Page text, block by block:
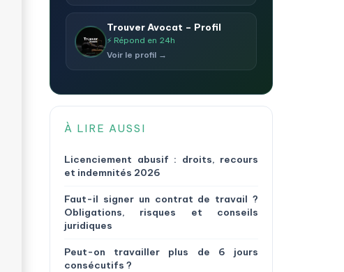
Trouver Avocat – Profil
⚡ Répond en 24h
Voir le profil →
À LIRE AUSSI
Licenciement abusif : droits, recours
et indemnités 2026
Faut-il signer un contrat de travail ?
Obligations, risques et conseils
juridiques
Peut-on travailler plus de 6 jours
consécutifs ?